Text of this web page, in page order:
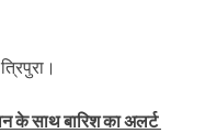
के साथ बारिशका अलर्ट